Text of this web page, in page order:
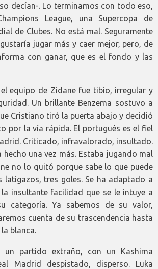
decían-. Lo terminamos con todo eso,
League, una Supercopa de
de Clubes. No está mal. Seguramente
jugar más y caer mejor, pero, de
con ganar, que es el fondo y las
equipo de Zidane fue tibio, irregular y
Un brillante Benzema sostuvo a
Cristiano tiró la puerta abajo y decidió
por la vía rápida. El portugués es el fiel
Criticado, infravalorado, insultado.
hecho una vez más. Estaba jugando mal
no lo quitó porque sabe lo que puede
latigazos, tres goles. Se ha adaptado a
insultante facilidad que se le intuye a
categoría. Ya sabemos de su valor,
cuenta de su trascendencia hasta
blanca.
un partido extraño, con un Kashima
Madrid despistado, disperso. Luka